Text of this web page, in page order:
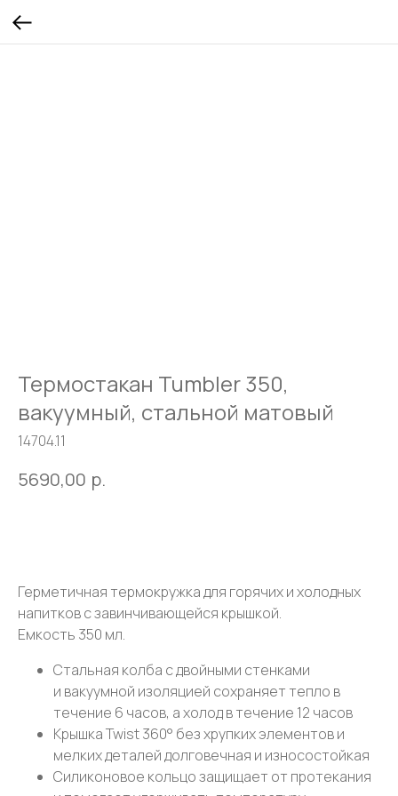
Термостакан Tumbler 350,
вакуумный, стальной матовый
14704.11
5690,00 р.
Герметичная термокружка для горячих и холодных
напитков с завинчивающейся крышкой.
Емкость 350 мл.
Стальная колба с двойными стенками
и вакуумной изоляцией сохраняет тепло в
течение 6 часов, а холод в течение 12 часов
Крышка Twist 360° без хрупких элементов и
мелких деталей долговечная и износостойкая
Силиконовое кольцо защищает от протекания